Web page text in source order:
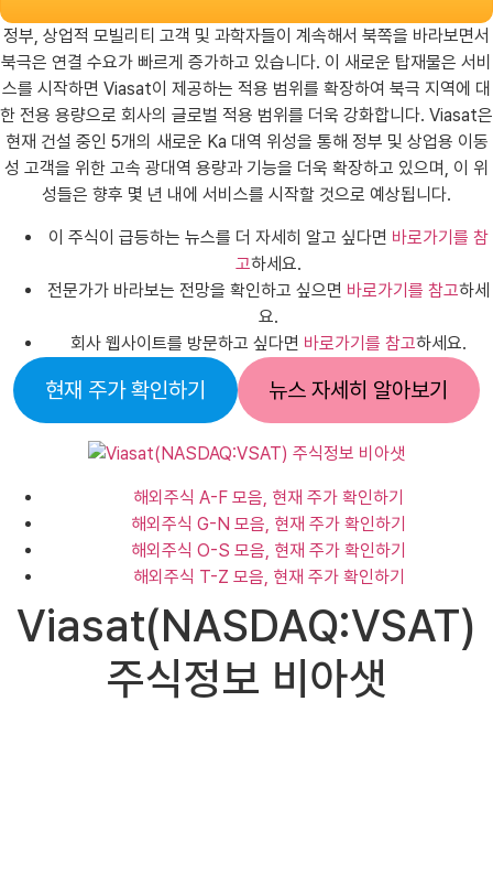
정부, 상업적 모빌리티 고객 및 과학자들이 계속해서 북쪽을 바라보면서
북극은 연결 수요가 빠르게 증가하고 있습니다. 이 새로운 탑재물은 서비
스를 시작하면 Viasat이 제공하는 적용 범위를 확장하여 북극 지역에 대
한 전용 용량으로 회사의 글로벌 적용 범위를 더욱 강화합니다. Viasat은
현재 건설 중인 5개의 새로운 Ka 대역 위성을 통해 정부 및 상업용 이동
성 고객을 위한 고속 광대역 용량과 기능을 더욱 확장하고 있으며, 이 위
성들은 향후 몇 년 내에 서비스를 시작할 것으로 예상됩니다.
이 주식이 급등하는 뉴스를 더 자세히 알고 싶다면 바로가기를 참
고하세요.
전문가가 바라보는 전망을 확인하고 싶으면 바로가기를 참고하세
요.
회사 웹사이트를 방문하고 싶다면 바로가기를 참고하세요.
현재 주가 확인하기 뉴스 자세히 알아보기
해외주식 A-F 모음, 현재 주가 확인하기
해외주식 G-N 모음, 현재 주가 확인하기
해외주식 O-S 모음, 현재 주가 확인하기
해외주식 T-Z 모음, 현재 주가 확인하기
Viasat(NASDAQ:VSAT)
주식정보 비아샛